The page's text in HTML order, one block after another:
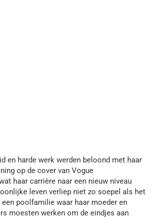
en harde werk werden beloond met haar
op de cover van Vogue
haar carrière naar een nieuw niveau
leven verliep niet zo soepel als het
poolfamilie waar haar moeder en
moesten werken om de eindjes aan